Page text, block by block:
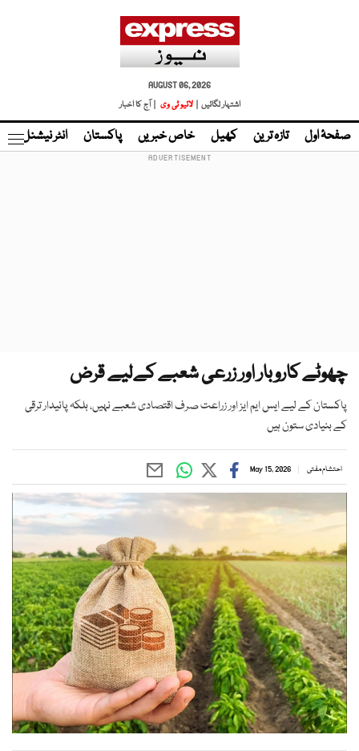
AUGUST 06, 2026
اشتہار لگائیں |
لائیو ٹی وی | آج کا اخبار
صفحۂ اول تازہ ترین کھیل خاص خبریں پاکستان انٹر نیشنل
چھوٹے کاروبار اور زرعی شعبے کےلیے قرض
پاکستان کے لیے ایس ایم ایز اور زراعت صرف اقتصادی شعبے نہیں، بلکہ پائیدار ترقی
کے بنیادی ستون ہیں
احتشام مفتی May 15, 2026